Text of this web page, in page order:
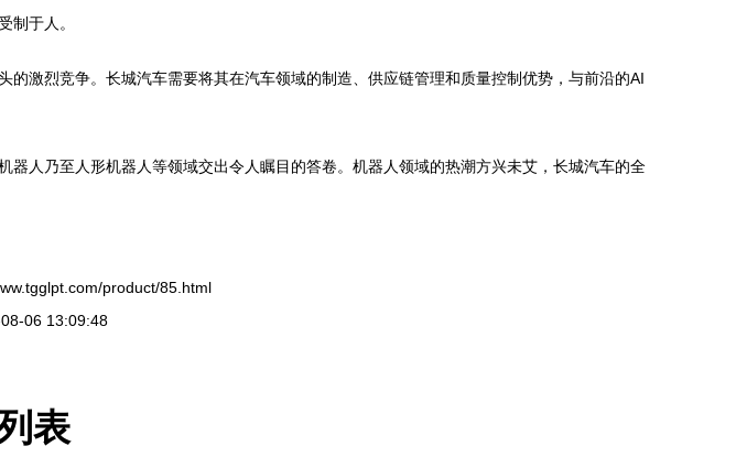
制于人。
激烈竞争。长城汽车需要将其在汽车领域的制造、供应链管理和质量控制优势，与前沿的AI
人乃至人形机器人等领域交出令人瞩目的答卷。机器人领域的热潮方兴未艾，长城汽车的全
product/85.html
06 13:09:48
表